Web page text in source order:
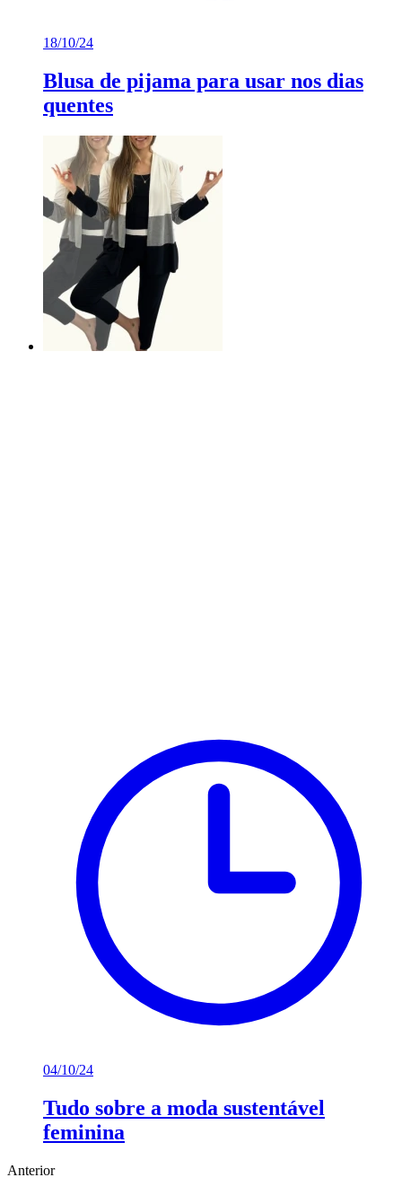
18/10/24
Blusa de pijama para usar nos dias
quentes
04/10/24
Tudo sobre a moda sustentável
feminina
Anterior